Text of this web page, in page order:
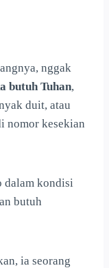
nggak
butuh Tuhan,
duit, atau
nomor kesekian
dalam kondisi
butuh
ia seorang